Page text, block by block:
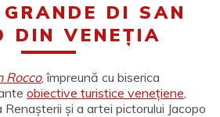
DI SAN
DIN VENEȚIA
Rocco, împreună cu biserica
obiective turistice venețiene,
și a artei pictorului Jacopo